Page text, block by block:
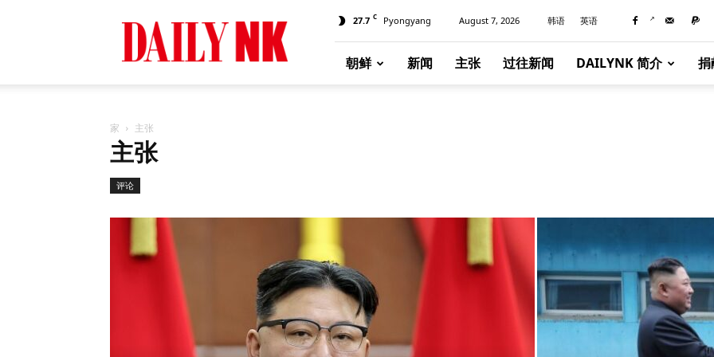
NK
Chinese
27.7 C Pyongyang August 7, 2026 韩语 英语
朝鲜 新闻 主张 过往新闻 DAILYNK 简介 捐
家 主张
主张
评论